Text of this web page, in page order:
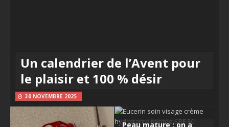
Un calendrier de l’Avent pour
le plaisir et 100 % désir
30 NOVEMBRE 2025
Peau mature : on a